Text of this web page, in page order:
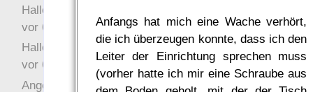
Anfangs hat mich eine Wache verhört,
die ich überzeugen konnte, dass ich den
Leiter der Einrichtung sprechen muss
(vorher hatte ich mir eine Schraube aus
Hallo Ochrasylion
vor 6 Jahre 9 Wochen
Hallo Drak
vor 6 Jahre 10 Wochen
Angefragt